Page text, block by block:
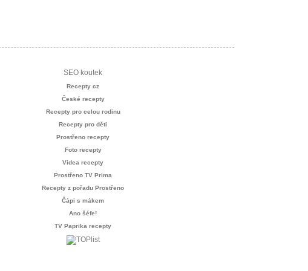
SEO koutek
Recepty cz
České recepty
Recepty pro celou rodinu
Recepty pro děti
Prostřeno recepty
Foto recepty
Videa recepty
Prostřeno TV Prima
Recepty z pořadu Prostřeno
Čápi s mákem
Ano šéfe!
TV Paprika recepty